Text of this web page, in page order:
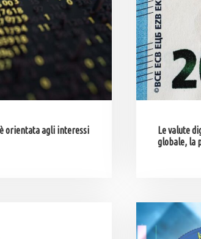
orientata agli interessi
Le valute
globale, la